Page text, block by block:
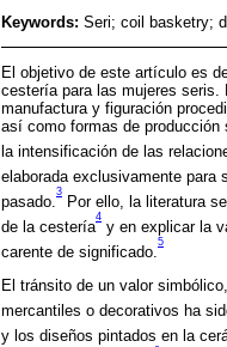
Keywords: Seri; coil basketry;
El objetivo de este artículo es
cestería para las mujeres seris.
manufactura y figuración
así como formas de
la intensificación de las
elaborada exclusivamente para
pasado.
3
Por ello, la literatura
de la cestería
4
y en explicar la
carente de significado.
5
El tránsito de un valor
mercantiles o decorativos ha
y los diseños pintados en la